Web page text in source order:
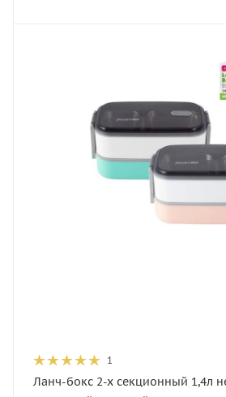
1
Ланч-бокс 2-х секционный 1,4л